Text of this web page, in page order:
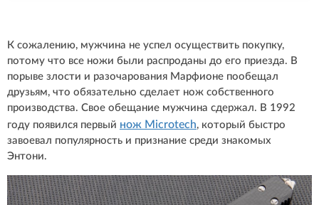
К сожалению, мужчина не успел осуществить покупку,
потому что все ножи были распроданы до его приезда. В
порыве злости и разочарования Марфионе пообещал
друзьям, что обязательно сделает нож собственного
производства. Свое обещание мужчина сдержал. В 1992
году появился первый нож Microtech, который быстро
завоевал популярность и признание среди знакомых
Энтони.